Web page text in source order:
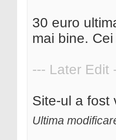
30 euro
mai bine.
--- Later Edit
Site-ul a fost
Ultima